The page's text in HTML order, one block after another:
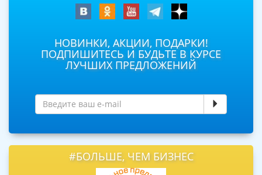
НОВИНКИ, АКЦИИ, ПОДАРКИ!
ПОДПИШИТЕСЬ И БУДЬТЕ В КУРСЕ
ЛУЧШИХ ПРЕДЛОЖЕНИЙ
#БОЛЬШЕ, ЧЕМ БИЗНЕС